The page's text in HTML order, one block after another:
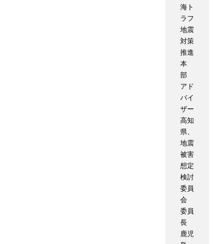
海ト
ラフ
地震
対策
推進
本
部
アド
バイ
ザー
高知
県、
地震
被害
想定
検討
委員
会
委員
長
鹿児